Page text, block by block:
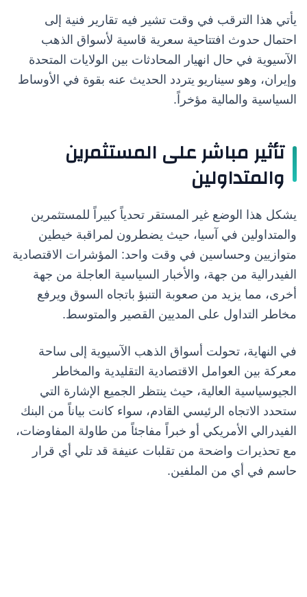
يأتي هذا الترقب في وقت تشير فيه تقارير فنية إلى
احتمال حدوث افتتاحية سعرية قاسية لأسواق الذهب
الآسيوية في حال انهيار المحادثات بين الولايات المتحدة
وإيران، وهو سيناريو يتردد الحديث عنه بقوة في الأوساط
السياسية والمالية مؤخراً.
تأثير مباشر على المستثمرين
والمتداولين
يشكل هذا الوضع غير المستقر تحدياً كبيراً للمستثمرين
والمتداولين في آسيا، حيث يضطرون لمراقبة خيطين
متوازيين وحساسين في وقت واحد: المؤشرات الاقتصادية
الفيدرالية من جهة، والأخبار السياسية العاجلة من جهة
أخرى، مما يزيد من صعوبة التنبؤ باتجاه السوق ويرفع
مخاطر التداول على المديين القصير والمتوسط.
في النهاية، تحولت أسواق الذهب الآسيوية إلى ساحة
معركة بين العوامل الاقتصادية التقليدية والمخاطر
الجيوسياسية العالية، حيث ينتظر الجميع الإشارة التي
ستحدد الاتجاه الرئيسي القادم، سواء كانت بياناً من البنك
الفيدرالي الأمريكي أو خبراً مفاجئاً من طاولة المفاوضات،
مع تحذيرات واضحة من تقلبات عنيفة قد تلي أي قرار
حاسم في أي من الملفين.